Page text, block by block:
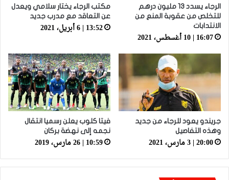
الرجاء يسدد 13 مليون درهم
للتخلص من عقوبة المنع من
الانتدابات
16:07 | 10 أغسطس، 2021
مكتب الرجاء يختار سلامي ويعدل
عن التعاقد مع مدرب جديد
13:52 | 6 أبريل، 2021
جريندو يعود للرجاء من جديد
وهذه التفاصيل
20:00 | 3 مارس، 2021
فيتا كلوب يعلن رسميا انتقال
نجمه إلى نهضة بركان
10:59 | 26 مارس، 2019